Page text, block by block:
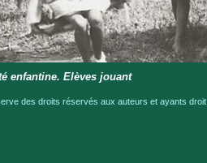
enfantine. Elèves jouant
des droits réservés aux auteurs et ayants droit